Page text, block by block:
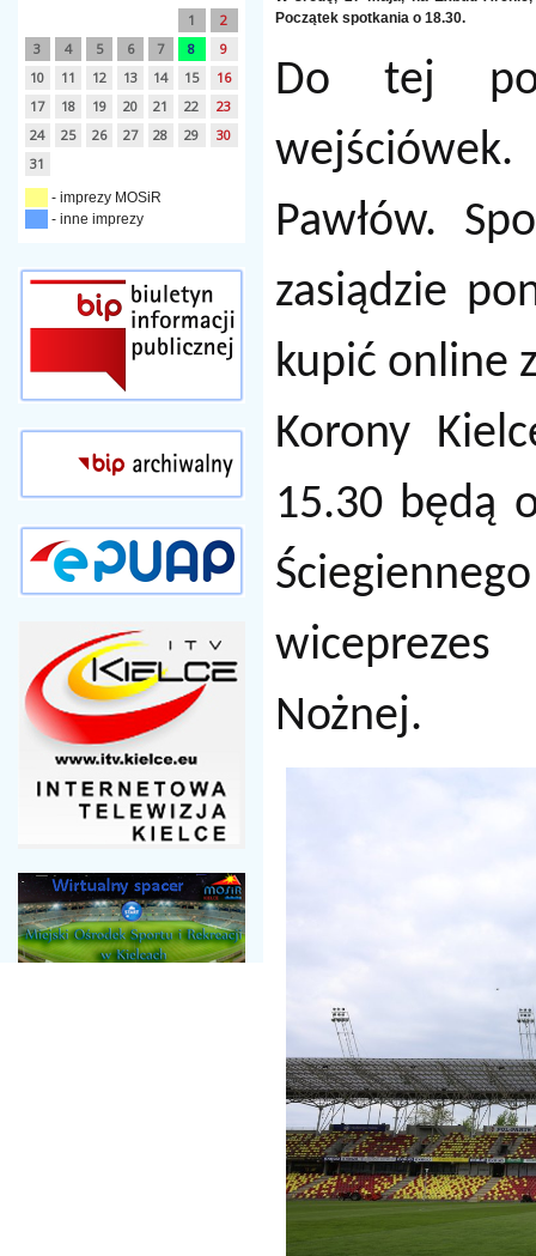
1
2
3
4 5 6 7 8
9
10
11 12 13 14 15
16
17
18 19 20 21 22
23
24
25 26 27 28 29
30
31
- imprezy MOSiR
- inne imprezy
Początek spotkania o 18.30.
Do tej
Pawłów.
zasiądzie
kupić online
Korony
15.30 będą
wiceprezes
Nożnej.